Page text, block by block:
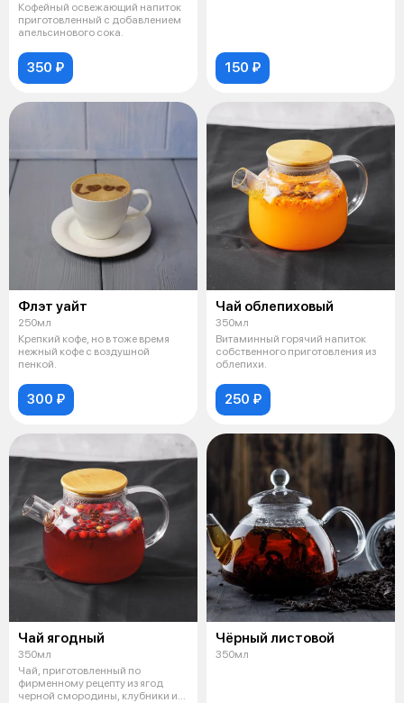
Кофейный освежающий напиток
приготовленный с добавлением
апельсинового сока.
350 ₽ 150 ₽
Флэт уайт
250мл
Крепкий кофе, но в тоже время
нежный кофе с воздушной
пенкой.
300 ₽
Чай облепиховый
350мл
Витаминный горячий напиток
собственного приготовления из
облепихи.
250 ₽
Чай ягодный
350мл
Чай, приготовленный по
фирменному рецепту из ягод
черной смородины, клубники и
Чёрный листовой
350мл